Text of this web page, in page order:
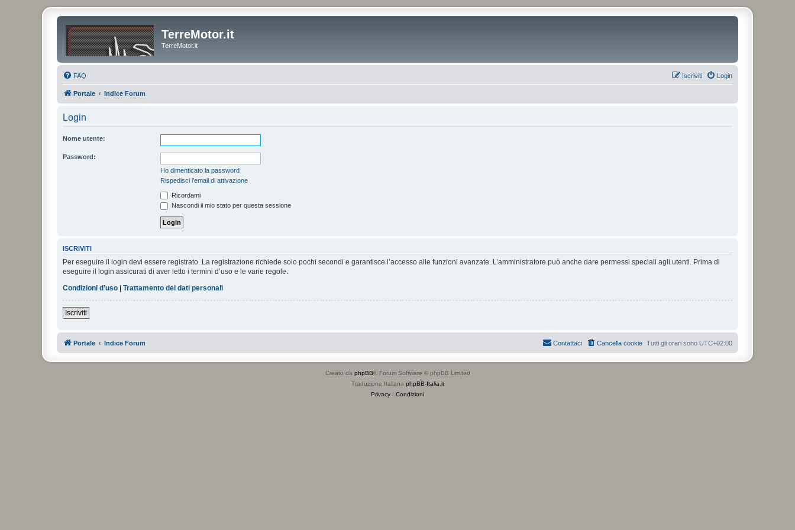
TerreMotor.it
TerreMotor.it
FAQ Login
Iscriviti
Portale Indice Forum
Login
Nome utente:
Password:
Ho dimenticato la password
Rispedisci l’email di attivazione
Ricordami
Nascondi il mio stato per questa sessione
ISCRIVITI
Per eseguire il login devi essere registrato. La registrazione richiede solo pochi secondi e garantisce l’accesso alle funzioni avanzate. L’amministratore può anche dare permessi speciali agli utenti. Prima di
eseguire il login assicurati di aver letto i termini d’uso e le varie regole.
Condizioni d’uso
Trattamento dei dati personali
Iscriviti
Portale Indice Forum Tutti gli orari sono UTC+02:00
Cancella cookie
Contattaci
Creato da phpBB® Forum Software © phpBB Limited
Traduzione Italiana phpBB-Italia.it
Privacy | Condizioni